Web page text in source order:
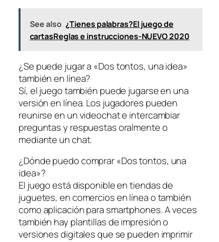
See also ¿Tienes palabras?El juego de
cartasReglas e instrucciones-NUEVO 2020
¿Se puede jugar a «Dos tontos, una idea»
también en línea?
Sí, el juego también puede jugarse en una
versión en línea. Los jugadores pueden
reunirse en un videochat e intercambiar
preguntas y respuestas oralmente o
mediante un chat.
¿Dónde puedo comprar «Dos tontos, una
idea»?
El juego está disponible en tiendas de
juguetes, en comercios en línea o también
como aplicación para smartphones. A veces
también hay plantillas de impresión o
versiones digitales que se pueden imprimir